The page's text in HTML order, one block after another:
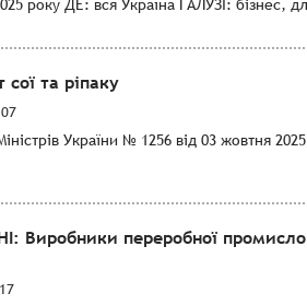
року ДЕ: вся Україна ГАЛУЗІ: бізнес,
та ріпаку
України № 1256 від 03 жовтня
Виробники переробної